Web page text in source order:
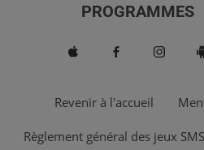
PROGRAMMES
Revenir à l'accueil
Règlement général des jeux SMS